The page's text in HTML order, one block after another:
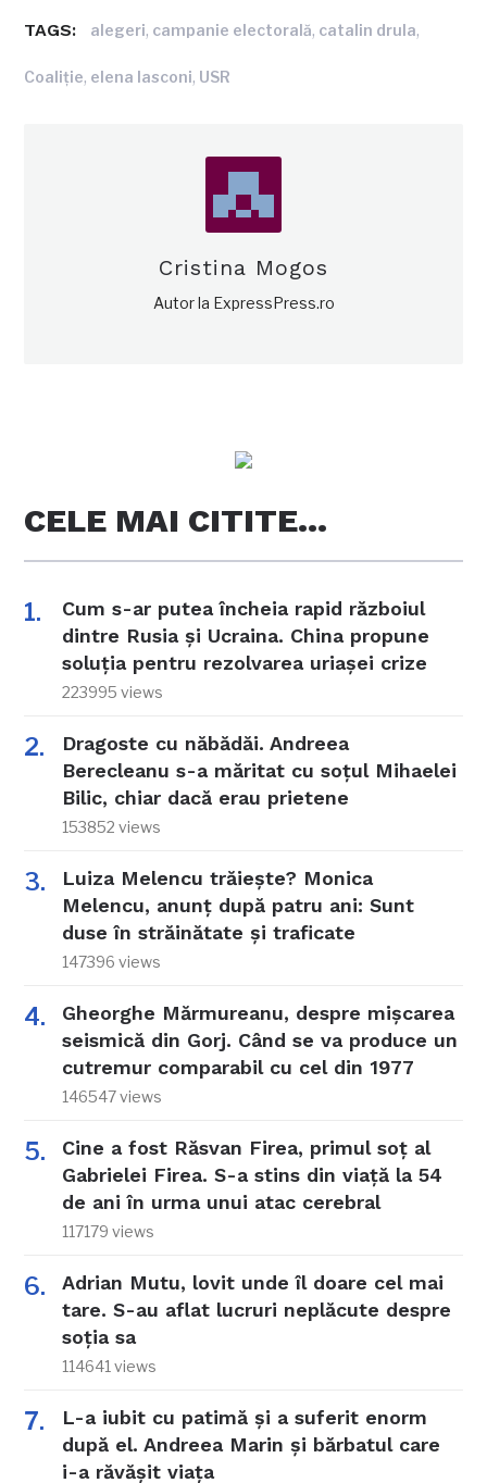
TAGS: alegeri, campanie electorală, catalin drula,
Coaliție, elena lasconi, USR
Cristina Mogos
Autor la ExpressPress.ro
CELE MAI CITITE…
Cum s-ar putea încheia rapid războiul
dintre Rusia și Ucraina. China propune
soluția pentru rezolvarea uriașei crize
223995 views
Dragoste cu năbădăi. Andreea
Berecleanu s-a măritat cu soțul Mihaelei
Bilic, chiar dacă erau prietene
153852 views
Luiza Melencu trăiește? Monica
Melencu, anunț după patru ani: Sunt
duse în străinătate și traficate
147396 views
Gheorghe Mărmureanu, despre mișcarea
seismică din Gorj. Când se va produce un
cutremur comparabil cu cel din 1977
146547 views
Cine a fost Răsvan Firea, primul soț al
Gabrielei Firea. S-a stins din viață la 54
de ani în urma unui atac cerebral
117179 views
Adrian Mutu, lovit unde îl doare cel mai
tare. S-au aflat lucruri neplăcute despre
soția sa
114641 views
L-a iubit cu patimă și a suferit enorm
după el. Andreea Marin și bărbatul care
i-a răvășit viața